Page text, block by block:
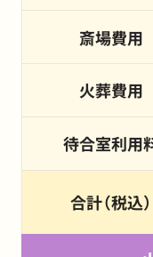
斎場費用
火葬費用
待合室利用
合計（税込）